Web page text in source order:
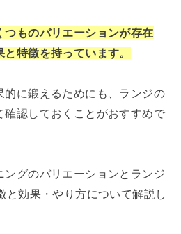
つものバリエーションが存在
特徴を持っています。
的に鍛えるためにも、ランジの
確認しておくことがおすすめで
グのバリエーションとランジ
と効果・やり方について解説し